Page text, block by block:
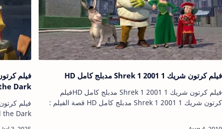
فيلم كرتون شريك 1 Shrek 1 2001 مدبلج كامل HD
فيلم كرتون شريك 1 Shrek 1 2001 مدبلج كامل HDفيلم
كرتون شريك 1 Shrek 1 2001 مدبلج كامل HD قصة الفيلم :
Dark